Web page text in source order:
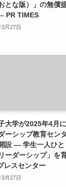
とな版）」の無償
PR TIMES
月27日
大学が2025年4月に
ーシップ教育セン
設 ― 学生一人ひと
ーダーシップ」を
レスセンター
月27日